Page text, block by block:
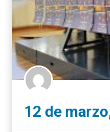
12 de